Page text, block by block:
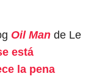
Oil Man de Le
está
la pena